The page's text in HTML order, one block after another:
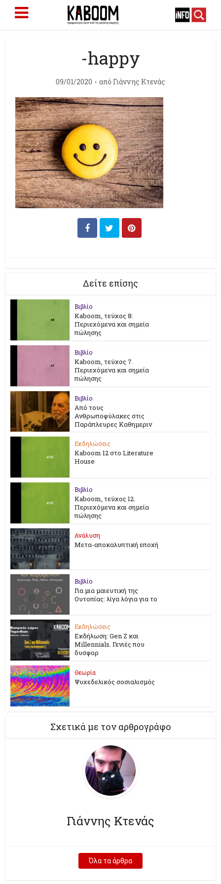
-happy
09/01/2020 από Γιάννης Κτενάς
Δείτε επίσης
Βιβλίο
Kaboom, τεύχος 8:
Περιεχόμενα και σημεία
πώλησης
Βιβλίο
Kaboom, τεύχος 7.
Περιεχόμενα και σημεία
πώλησης
Βιβλίο
Από τους
Ανθρωποφύλακες στις
Παράπλευρες Καθημεριν
Εκδηλώσεις
Kaboom 12 στο Literature
House
Βιβλίο
Kaboom, τεύχος 12.
Περιεχόμενα και σημεία
πώλησης
Ανάλυση
Μετα-αποκαλυπτική εποχή
Βιβλίο
Για μια μαιευτική της
Ουτοπίας: λίγα λόγια για το
Εκδηλώσεις
Εκδήλωση: Gen Z και
Millennials. Γενιές που
δυσφορ
Θεωρία
Ψυχεδελικός σοσιαλισμός
Σχετικά με τον αρθρογράφο
Γιάννης Κτενάς
Όλα τα άρθρα